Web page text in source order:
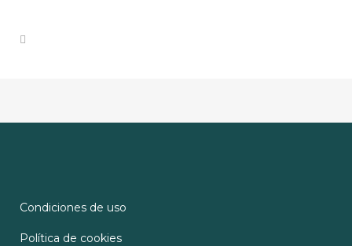
Condiciones de uso
Política de cookies